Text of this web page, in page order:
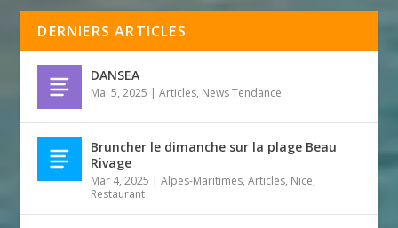
DERNIERS ARTICLES
DANSEA
Mai 5, 2025 |Articles, News Tendance
Bruncher le dimanche sur la plage Beau
Rivage
Mar 4, 2025 |Alpes-Maritimes,Articles, Nice,
Restaurant